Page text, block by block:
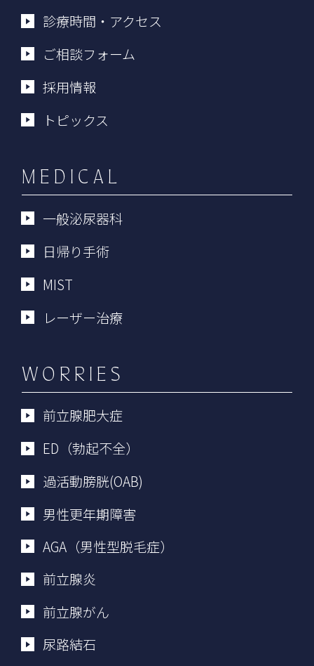
診療時間・アクセス
ご相談フォーム
採用情報
トピックス
MEDICAL
一般泌尿器科
日帰り手術
MIST
レーザー治療
WORRIES
前立腺肥大症
ED（勃起不全）
過活動膀胱(OAB)
男性更年期障害
AGA（男性型脱毛症）
前立腺炎
前立腺がん
尿路結石